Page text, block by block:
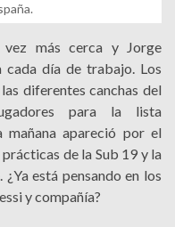
más cerca y Jorge
cada día de trabajo. Los
diferentes canchas del
para la lista
apareció por el
de la Sub 19 y la
está pensando en los
y compañía?